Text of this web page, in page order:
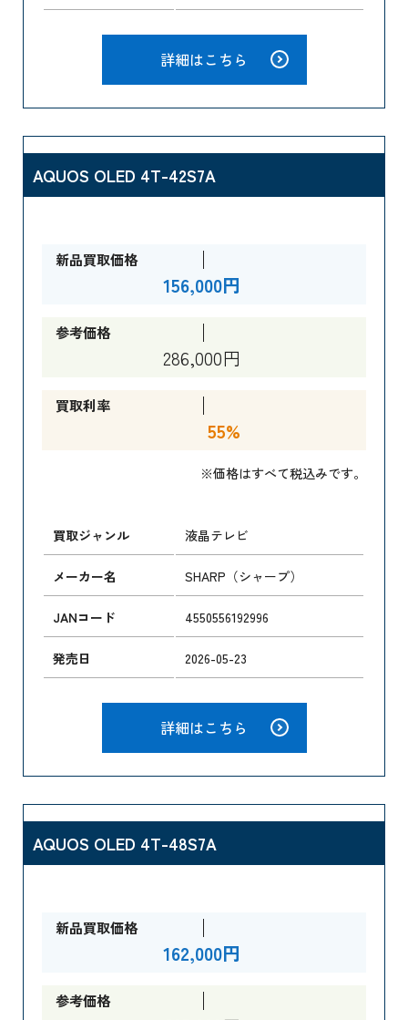
詳細はこちら
AQUOS OLED 4T-42S7A
新品買取価格
156,000円
参考価格
286,000円
買取利率
55%
※価格はすべて税込みです。
買取ジャンル 液晶テレビ
メーカー名 SHARP（シャープ）
JANコード 4550556192996
発売日 2026-05-23
詳細はこちら
AQUOS OLED 4T-48S7A
新品買取価格
162,000円
参考価格